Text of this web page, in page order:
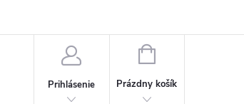
Prihlásenie
NÁKUPNÝ KOŠÍK
Prázdny košík